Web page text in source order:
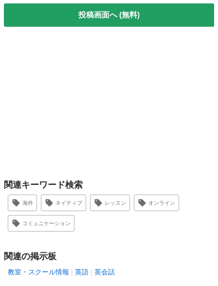
投稿画面へ (無料)
関連キーワード検索
海外 ネイティブ レッスン オンライン
コミュニケーション
関連の掲示板
教室・スクール情報 英語 英会話